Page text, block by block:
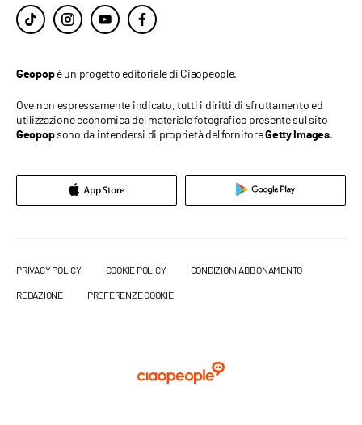
Geopopè un progetto editoriale di Ciaopeople.
Ove non espressamente indicato, tutti i diritti di sfruttamento ed
utilizzazione economica del materiale fotografico presente sul sito
Geopopsono da intendersi di proprietà del fornitoreGetty Images.
PRIVACY POLICY COOKIE POLICY CONDIZIONI ABBONAMENTO
REDAZIONE PREFERENZE COOKIE